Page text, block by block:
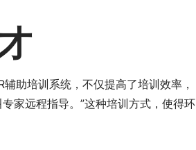
助培训系统，不仅提高了培训效率，
家远程指导。”这种培训方式，使得环